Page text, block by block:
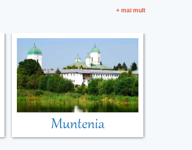
+ mai mult
Muntenia